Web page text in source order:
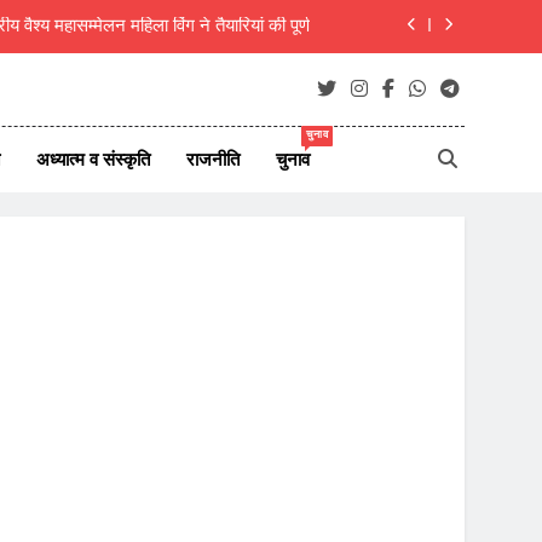
वैश्य महासम्मेलन महिला विंग ने तैयारियां की पूर्ण
ज्यादा पाइप, फव्वारे और अनाज जलकर राख
बढ़ा, सामान्य से अधिक वर्षा के बाद भी खेत सूखे
अध्यात्म व संस्कृति राजनीति चुनाव
चुनाव